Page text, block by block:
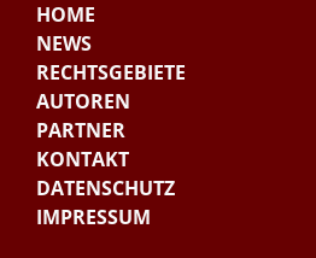
HOME
NEWS
RECHTSGEBIETE
AUTOREN
PARTNER
KONTAKT
DATENSCHUTZ
IMPRESSUM